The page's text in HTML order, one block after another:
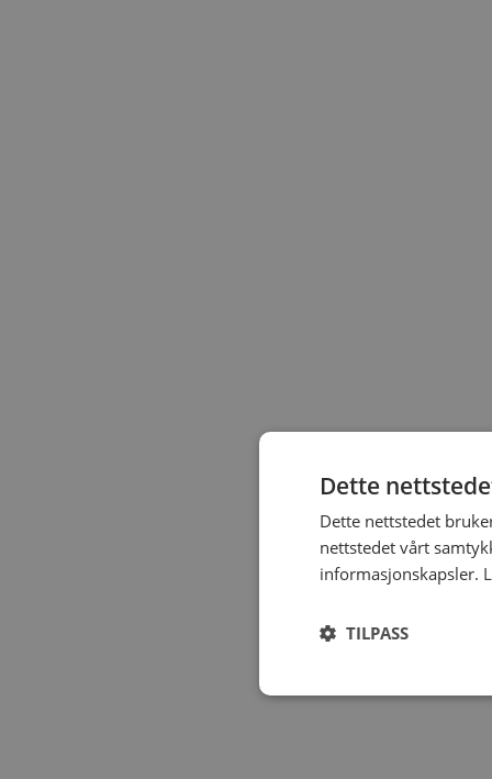
Dette
Dette nettstedet
nettstedet vårt
informasjonskapsler.
TILPASS